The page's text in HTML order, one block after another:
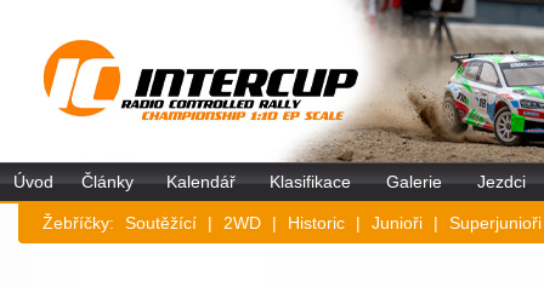
Úvod Články Kalendář Klasifikace Galerie Jezdci
Žebříčky: Soutěžící | 2WD | Historic | Junioři | Superjunioři